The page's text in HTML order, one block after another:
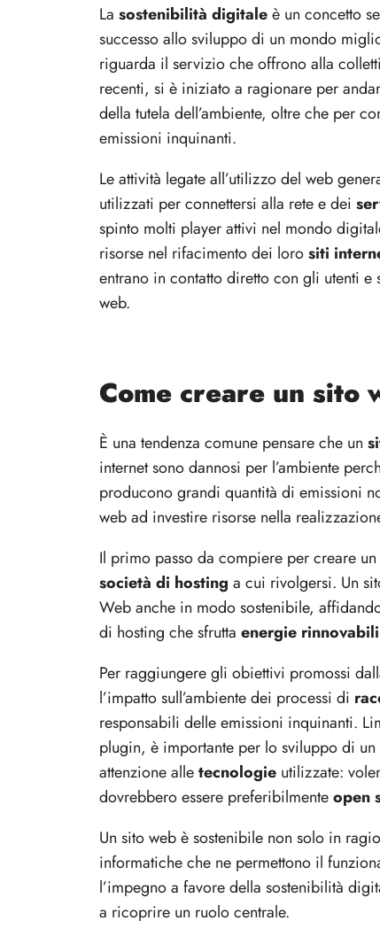
La sostenibilità digitaleè un concetto
successo allo sviluppo di un mondo
riguarda il servizio che offrono alla
recenti, si è iniziato a ragionare per
della tutela dell’ambiente, oltre che per
emissioni inquinanti.
Le attività legate all’utilizzo del web
utilizzati per connettersi alla rete e dei
spinto molti player attivi nel mondo
risorse nel rifacimento dei lorositi
entrano in contatto diretto con gli utenti
web.
Come creare un sito
È una tendenza comune pensare che un
internet sono dannosi per l’ambiente
producono grandi quantità di emissioni
web ad investire risorse nella
Il primo passo da compiere per creare
società di hosting a cui rivolgersi. Un
Web anche in modo sostenibile,
di hosting che sfrutta energie rinnovabili
Per raggiungere gli obiettivi promossi
l’impatto sull’ambiente dei processi di
responsabili delle emissioni inquinanti.
plugin, è importante per lo sviluppo di
attenzione alletecnologie utilizzate:
dovrebbero essere preferibilmenteopen
Un sito web è sostenibile non solo in
informatiche che ne permettono il
l’impegno a favore della sostenibilità
a ricoprire un ruolo centrale.